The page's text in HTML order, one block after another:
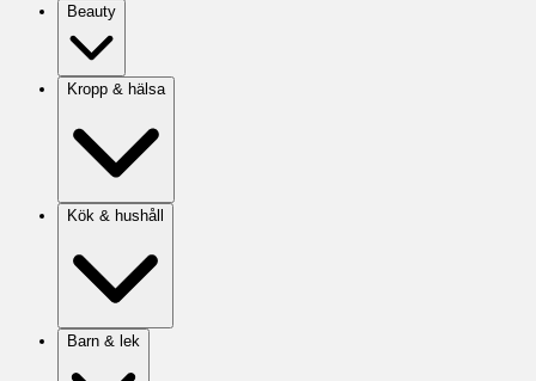
Beauty
Kropp & hälsa
Kök & hushåll
Barn & lek